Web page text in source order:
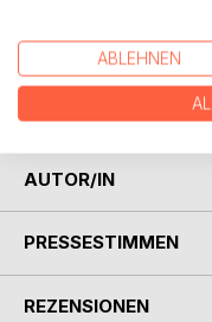
Leben heißt
ich mit Herz und
Caminho Portuguès.
Lebe, Liebe, Lache
AUTOR/IN
PRESSESTIMMEN
REZENSIONEN
ABLEHNEN